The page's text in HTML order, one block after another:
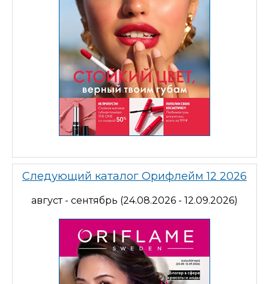
Следующий каталог Орифлейм 12 2026
август - сентябрь (24.08.2026 - 12.09.2026)